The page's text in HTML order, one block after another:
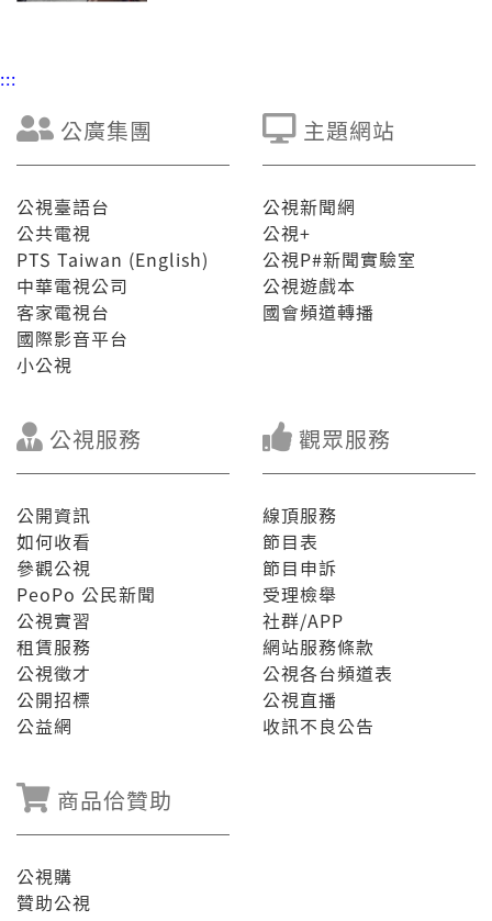
:::
公廣集團
公視臺語台
公共電視
PTS Taiwan (English)
中華電視公司
客家電視台
國際影音平台
小公視
主題網站
公視新聞網
公視+
公視P#新聞實驗室
公視遊戲本
國會頻道轉播
公視服務
公開資訊
如何收看
參觀公視
PeoPo 公民新聞
公視實習
租賃服務
公視徵才
公開招標
公益網
觀眾服務
線頂服務
節目表
節目申訴
受理檢舉
社群/APP
網站服務條款
公視各台頻道表
公視直播
收訊不良公告
商品佮贊助
公視購
贊助公視